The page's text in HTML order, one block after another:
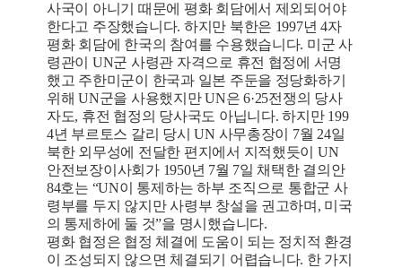
사국이 아니기 때문에 평화 회담에서 제외되어야
한다고 주장했습니다. 하지만 북한은 1997년 4자
평화 회담에 한국의 참여를 수용했습니다. 미군 사
령관이 UN군 사령관 자격으로 휴전 협정에 서명
했고 주한미군이 한국과 일본 주둔을 정당화하기
위해 UN군을 사용했지만 UN은 6·25전쟁의 당사
자도, 휴전 협정의 당사국도 아닙니다. 하지만 199
4년 부르토스 갈리 당시 UN 사무총장이 7월 24일
북한 외무성에 전달한 편지에서 지적했듯이 UN
안전보장이사회가 1950년 7월 7일 채택한 결의안
84호는 “UN이 통제하는 하부 조직으로 통합군 사
령부를 두지 않지만 사령부 창설을 권고하며, 미국
의 통제하에 둘 것”을 명시했습니다.
평화 협정은 협정 체결에 도움이 되는 정치적 환경
이 조성되지 않으면 체결되기 어렵습니다. 한 가지